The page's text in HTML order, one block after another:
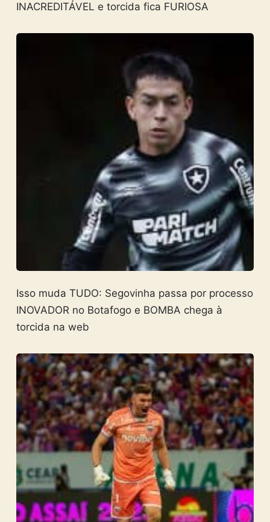
INACREDITÁVEL e torcida fica FURIOSA
Isso muda TUDO: Segovinha passa por processo
INOVADOR no Botafogo e BOMBA chega à
torcida na web